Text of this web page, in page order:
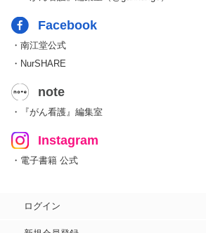
Facebook
・南江堂公式
・NurSHARE
note
・『がん看護』編集室
Instagram
・電子書籍 公式
ログイン